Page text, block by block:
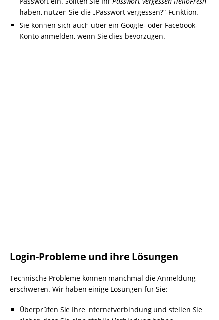
haben, nutzen Sie die „Passwort vergessen?“-Funktion.
Sie können sich auch über ein Google- oder Facebook-
Konto anmelden, wenn Sie dies bevorzugen.
Login-Probleme und ihre Lösungen
Technische Probleme können manchmal die Anmeldung
erschweren. Wir haben einige Lösungen für Sie:
Überprüfen Sie Ihre Internetverbindung und stellen Sie